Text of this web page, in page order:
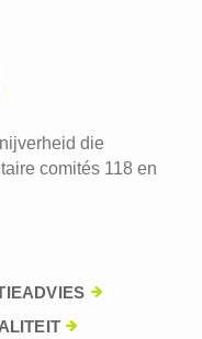
die
comités 118 en